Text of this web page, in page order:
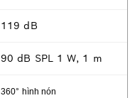
119 dB
90 dB SPL 1 W, 1 m
360° hình nón